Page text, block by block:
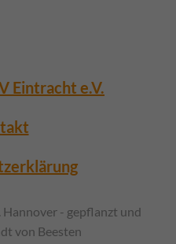
Eintracht e.V.
- gepflanzt und
von Beesten